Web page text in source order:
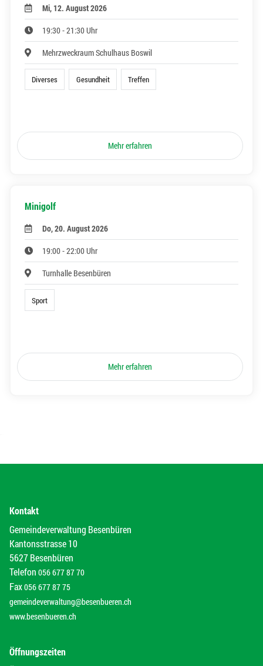
Mi, 12. August 2026
19:30 - 21:30 Uhr
Mehrzweckraum Schulhaus Boswil
Diverses Gesundheit Treffen
Mehr erfahren
Minigolf
Do, 20. August 2026
19:00 - 22:00 Uhr
Turnhalle Besenbüren
Sport
Mehr erfahren
Kontakt
Gemeindeverwaltung Besenbüren
Kantonsstrasse 10
5627 Besenbüren
Telefon 056 677 87 70
Fax056 677 87 75
gemeindeverwaltung@besenbueren.ch
www.besenbueren.ch
Öffnungszeiten